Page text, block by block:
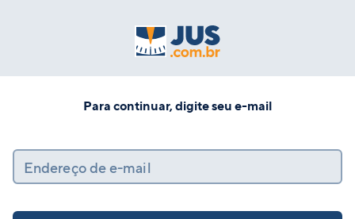
Para continuar, digite seu e-mail
Endereço de e-mail